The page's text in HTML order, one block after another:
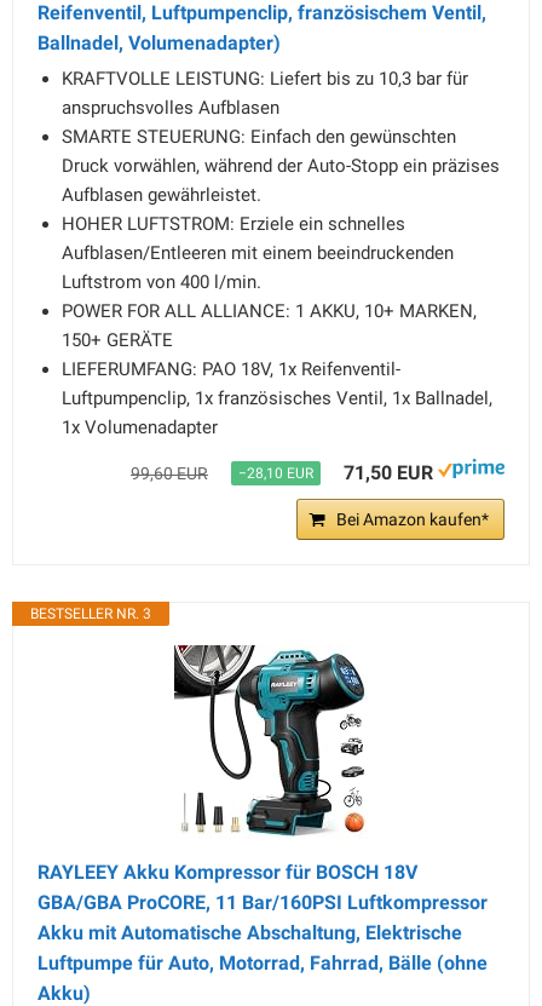
Reifenventil, Luftpumpenclip, französischem Ventil,
Ballnadel, Volumenadapter)
KRAFTVOLLE LEISTUNG: Liefert bis zu 10,3 bar für
anspruchsvolles Aufblasen
SMARTE STEUERUNG: Einfach den gewünschten
Druck vorwählen, während der Auto-Stopp ein präzises
Aufblasen gewährleistet.
HOHER LUFTSTROM: Erziele ein schnelles
Aufblasen/Entleeren mit einem beeindruckenden
Luftstrom von 400 l/min.
POWER FOR ALL ALLIANCE: 1 AKKU, ​10+ MARKEN, ​
150+ GERÄTE
LIEFERUMFANG: PAO 18V, 1x Reifenventil-
Luftpumpenclip, 1x französisches Ventil, 1x Ballnadel,
1x Volumenadapter
99,60 EUR −28,10 EUR 71,50 EUR
Bei Amazon kaufen*
BESTSELLER NR. 3
RAYLEEY Akku Kompressor für BOSCH 18V
GBA/GBA ProCORE, 11 Bar/160PSI Luftkompressor
Akku mit Automatische Abschaltung, Elektrische
Luftpumpe für Auto, Motorrad, Fahrrad, Bälle (ohne
Akku)